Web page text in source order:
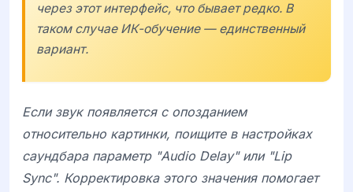
через этот интерфейс, что бывает редко. В
таком случае ИК-обучение — единственный
вариант.
Если звук появляется с опозданием
относительно картинки, поищите в настройках
саундбара параметр "Audio Delay" или "Lip
Sync". Корректировка этого значения помогает